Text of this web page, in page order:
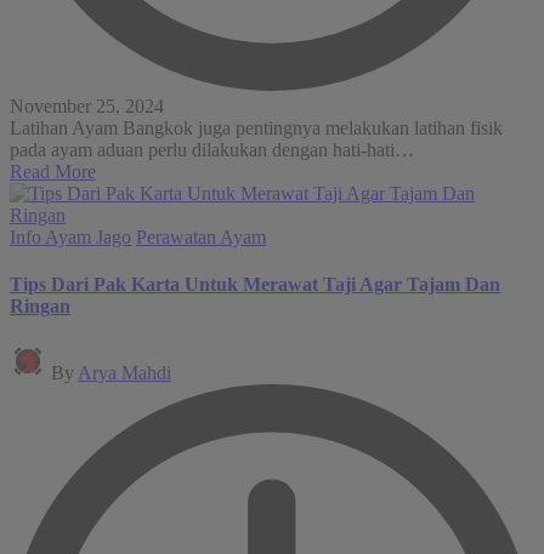
November 25, 2024
Latihan Ayam Bangkok juga pentingnya melakukan latihan fisik
pada ayam aduan perlu dilakukan dengan hati-hati…
Read More
Posted
Info Ayam Jago Perawatan Ayam
Tips Dari Pak Karta Untuk Merawat Taji Agar Tajam Dan
Ringan
Posted
by
By Arya Mahdi